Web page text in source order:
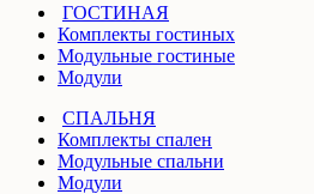
ГОСТИНАЯ
Комплекты гостиных
Модульные гостиные
Модули
СПАЛЬНЯ
Комплекты спален
Модульные спальни
Модули